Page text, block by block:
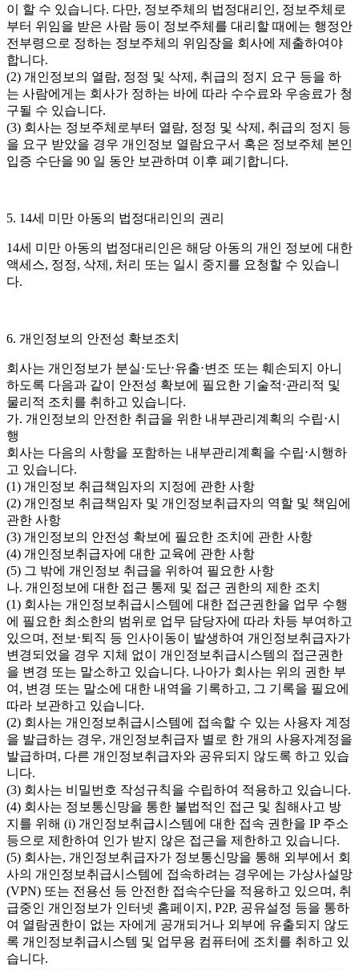
이 할 수 있습니다. 다만, 정보주체의 법정대리인, 정보주체로
부터 위임을 받은 사람 등이 정보주체를 대리할 때에는 행정안
전부령으로 정하는 정보주체의 위임장을 회사에 제출하여야
합니다.
(2) 개인정보의 열람, 정정 및 삭제, 취급의 정지 요구 등을 하
는 사람에게는 회사가 정하는 바에 따라 수수료와 우송료가 청
구될 수 있습니다.
(3) 회사는 정보주체로부터 열람, 정정 및 삭제, 취급의 정지 등
을 요구 받았을 경우 개인정보 열람요구서 혹은 정보주체 본인
입증 수단을 90 일 동안 보관하며 이후 폐기합니다.
5. 14세 미만 아동의 법정대리인의 권리
14세 미만 아동의 법정대리인은 해당 아동의 개인 정보에 대한
액세스, 정정, 삭제, 처리 또는 일시 중지를 요청할 수 있습니
다.
6. 개인정보의 안전성 확보조치
회사는 개인정보가 분실⋅도난⋅유출⋅변조 또는 훼손되지 아니
하도록 다음과 같이 안전성 확보에 필요한 기술적⋅관리적 및
물리적 조치를 취하고 있습니다.
가. 개인정보의 안전한 취급을 위한 내부관리계획의 수립⋅시
행
회사는 다음의 사항을 포함하는 내부관리계획을 수립⋅시행하
고 있습니다.
(1) 개인정보 취급책임자의 지정에 관한 사항
(2) 개인정보 취급책임자 및 개인정보취급자의 역할 및 책임에
관한 사항
(3) 개인정보의 안전성 확보에 필요한 조치에 관한 사항
(4) 개인정보취급자에 대한 교육에 관한 사항
(5) 그 밖에 개인정보 취급을 위하여 필요한 사항
나. 개인정보에 대한 접근 통제 및 접근 권한의 제한 조치
(1) 회사는 개인정보취급시스템에 대한 접근권한을 업무 수행
에 필요한 최소한의 범위로 업무 담당자에 따라 차등 부여하고
있으며, 전보⋅퇴직 등 인사이동이 발생하여 개인정보취급자가
변경되었을 경우 지체 없이 개인정보취급시스템의 접근권한
을 변경 또는 말소하고 있습니다. 나아가 회사는 위의 권한 부
여, 변경 또는 말소에 대한 내역을 기록하고, 그 기록을 필요에
따라 보관하고 있습니다.
(2) 회사는 개인정보취급시스템에 접속할 수 있는 사용자 계정
을 발급하는 경우, 개인정보취급자 별로 한 개의 사용자계정을
발급하며, 다른 개인정보취급자와 공유되지 않도록 하고 있습
니다.
(3) 회사는 비밀번호 작성규칙을 수립하여 적용하고 있습니다.
(4) 회사는 정보통신망을 통한 불법적인 접근 및 침해사고 방
지를 위해 (i) 개인정보취급시스템에 대한 접속 권한을 IP 주소
등으로 제한하여 인가 받지 않은 접근을 제한하고 있습니다.
(5) 회사는, 개인정보취급자가 정보통신망을 통해 외부에서 회
사의 개인정보취급시스템에 접속하려는 경우에는 가상사설망
(VPN) 또는 전용선 등 안전한 접속수단을 적용하고 있으며, 취
급중인 개인정보가 인터넷 홈페이지, P2P, 공유설정 등을 통하
여 열람권한이 없는 자에게 공개되거나 외부에 유출되지 않도
록 개인정보취급시스템 및 업무용 컴퓨터에 조치를 취하고 있
습니다.